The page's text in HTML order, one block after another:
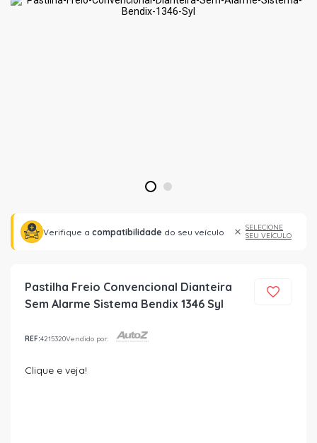
1 2
Verifique a compatibilidade do seu veículo
SELECIONE
SEU VEÍCULO
Pastilha Freio Convencional Dianteira
Sem Alarme Sistema Bendix 1346 Syl
REF:4215320Vendido por:
Clique e veja!